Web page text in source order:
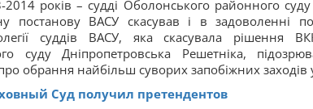
років – судді Оболонського районного
постанову ВАСУ скасував і в задоволенні
суддів ВАСУ, яка скасувала рішення
суду Дніпропетровська Решетніка,
обрання найбільш суворих запобіжних
Суд получил претендентов